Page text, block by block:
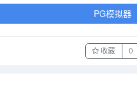
PG模拟器
收藏 0